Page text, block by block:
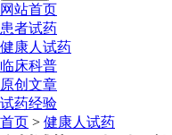
网站首页
患者试药
健康人试药
临床科普
原创文章
试药经验
首页 > 健康人试药